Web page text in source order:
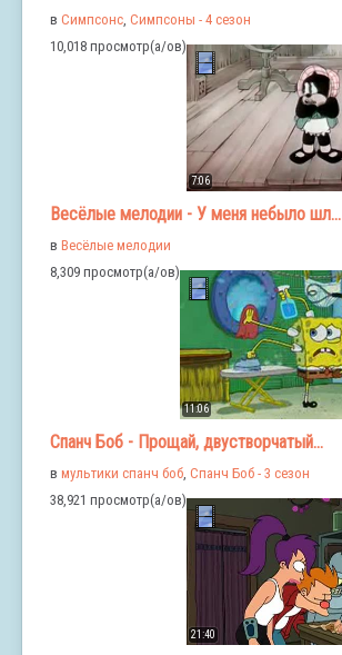
в Симпсонс Симпсоны - 4 сезон
10,018 просмотр(а/ов)
7:06
Весёлые мелодии - У меня небыло шл...
в Весёлые мелодии
8,309 просмотр(а/ов)
11:06
Спанч Боб - Прощай, двустворчатый...
в мультики спанч боб, Спанч Боб - 3 сезон
38,921 просмотр(а/ов)
21:40